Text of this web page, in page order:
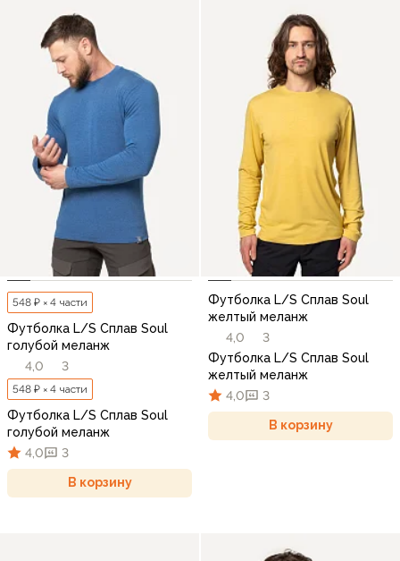
548 ₽ × 4 части
Футболка L/S Сплав Soul
голубой меланж
4,0
3
548 ₽ × 4 части
Футболка L/S Сплав Soul
голубой меланж
4,0
3
В корзину
Футболка L/S Сплав Soul
желтый меланж
4,0
3
Футболка L/S Сплав Soul
желтый меланж
4,0
3
В корзину